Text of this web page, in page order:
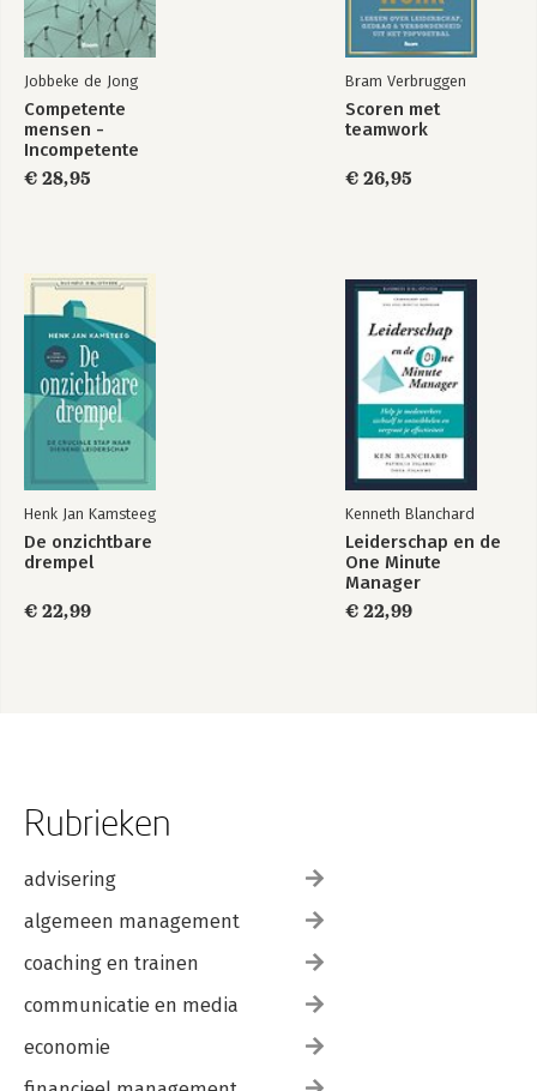
Jobbeke de Jong
Competente
mensen -
Incompetente
teams
€ 28,95
Bram Verbruggen
Scoren met
teamwork
€ 26,95
Henk Jan Kamsteeg
De onzichtbare
drempel
€ 22,99
Kenneth Blanchard
Leiderschap en de
One Minute
Manager
€ 22,99
Rubrieken
advisering
algemeen management
coaching en trainen
communicatie en media
economie